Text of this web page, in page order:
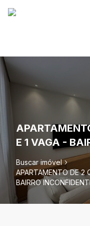
E 1 VAGA -
Buscar imóvel
APARTAMENTO DE 2
BAIRRO